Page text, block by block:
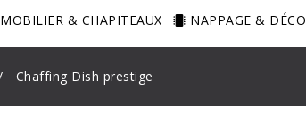
MOBILIER & CHAPITEAUX NAPPAGE & DÉCO
Chaffing Dish prestige